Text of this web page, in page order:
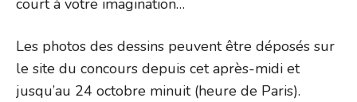
court à votre imagination…
Les photos des dessins peuvent être déposés sur
le site du concours depuis cet après-midi et
jusqu’au 24 octobre minuit (heure de Paris).